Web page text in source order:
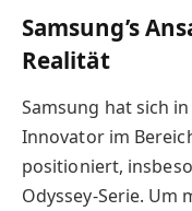
Samsung’s
Realität
Samsung hat sich
Innovator im
positioniert,
Odyssey-Serie. Um